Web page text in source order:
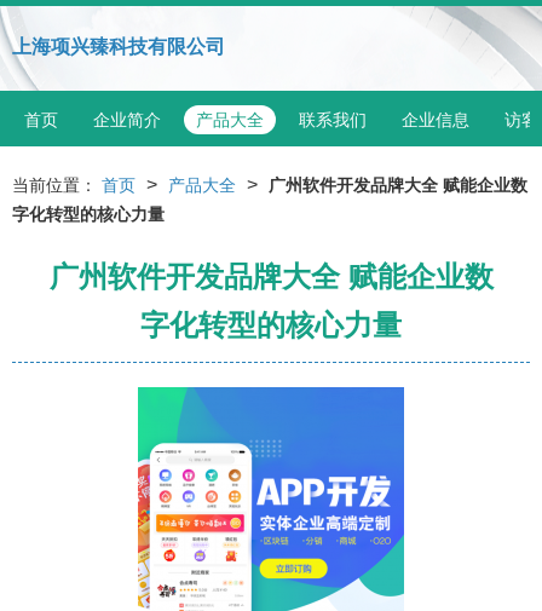
上海项兴臻科技有限公司
首页 企业简介 产品大全 联系我们 企业信息 访客
当前位置： 首页 > 产品大全 >
广州软件开发品牌大全 赋能企业数
字化转型的核心力量
广州软件开发品牌大全 赋能企业数
字化转型的核心力量